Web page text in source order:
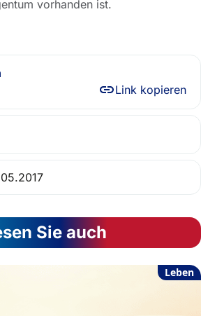
vorhanden ist.
Link kopieren
Sie auch
Leben